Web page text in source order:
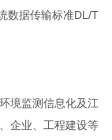
数据传输标准DL/T
境监测信息化及江
企业、工程建设等